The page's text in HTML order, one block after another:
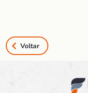
Voltar